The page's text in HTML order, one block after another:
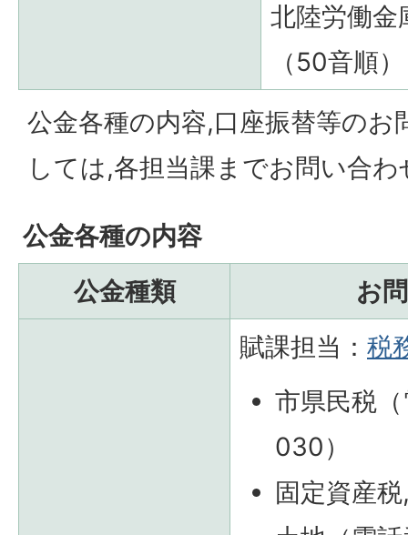
北陸労働金
（50音順）
公金各種の内容,口座振替等の
しては,各担当課までお問い合
公金各種の内容
公金種類
お
賦課担当： 税
市県民税
030）
固定資産